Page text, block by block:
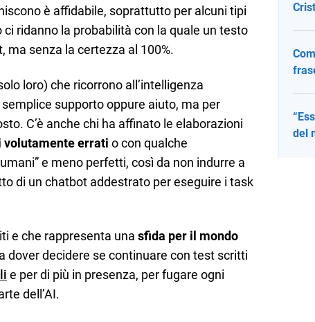
è affidabile, soprattutto per alcuni tipi
ridanno la probabilità con la quale un testo
ma senza la certezza al 100%.
loro) che ricorrono all’intelligenza
supporto oppure aiuto, ma per
C’è anche chi ha affinato le elaborazioni
volutamente errati o con qualche
e meno perfetti, così da non indurre a
di un chatbot addestrato per eseguire i task
e che rappresenta una sfida per il mondo
dover decidere se continuare con test scritti
e per di più in presenza, per fugare ogni
dell’AI.
del